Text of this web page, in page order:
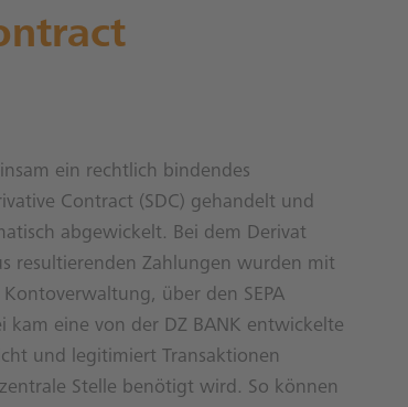
ein rechtlich bindendes
Contract (SDC) gehandelt und
abgewickelt. Bei dem Derivat
resultierenden Zahlungen wurden mit
über den SEPA
kam eine von der DZ BANK entwickelte
und legitimiert Transaktionen
Stelle benötigt wird. So können